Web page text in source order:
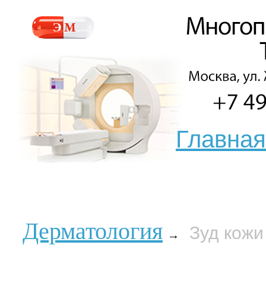
Главная
Дерматология → Зуд